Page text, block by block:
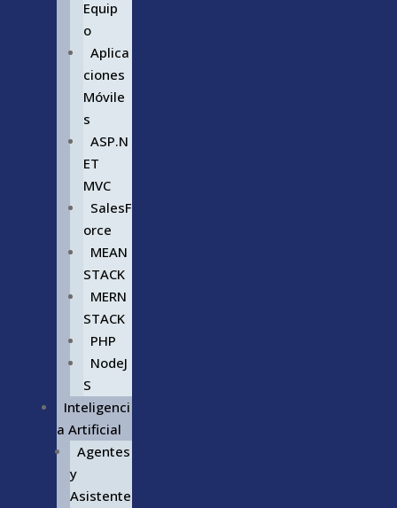
Equip
o
Aplica
ciones
Móvile
s
ASP.N
ET
MVC
SalesF
orce
MEAN
STACK
MERN
STACK
PHP
NodeJ
S
Inteligenci
a Artificial
Agentes
y
Asistente